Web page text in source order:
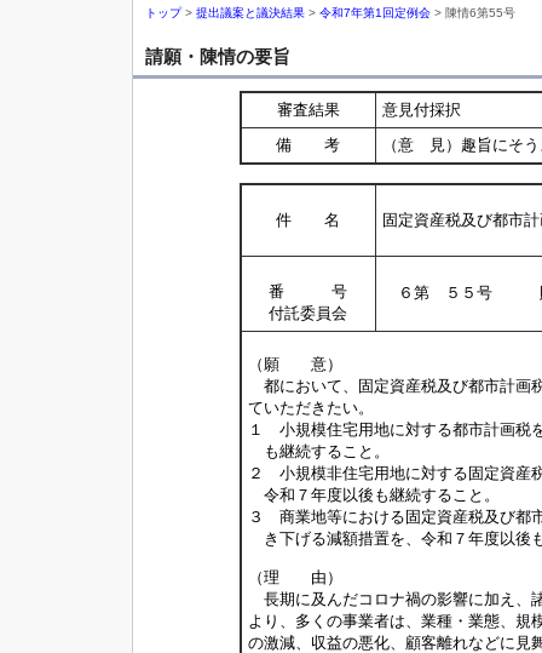
トップ> 提出議案と議決結果 > 令和7年第1回定例会 > 陳情6第55号
請願・陳情の要旨
審査結果
意見付採択
備 考
（意 見）趣旨にそ
件 名 固定資産税及び都市
番 号
付託委員会
６第 ５５号
（願 意）
都において、固定資産税及び都市計画
ていただきたい。
１ 小規模住宅用地に対する都市計画税
も継続すること。
２ 小規模非住宅用地に対する固定資産
令和７年度以後も継続すること。
３ 商業地等における固定資産税及び都
き下げる減額措置を、令和７年度以後
（理 由）
長期に及んだコロナ禍の影響に加え、
より、多くの事業者は、業種・業態、規
の激減、収益の悪化、顧客離れなどに見